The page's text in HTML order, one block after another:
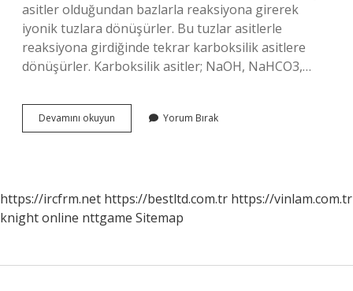
asitler olduğundan bazlarla reaksiyona girerek
iyonik tuzlara dönüşürler. Bu tuzlar asitlerle
reaksiyona girdiğinde tekrar karboksilik asitlere
dönüşürler. Karboksilik asitler; NaOH, NaHCO3,…
Devamını okuyun Karboksil
Grubu
Yorum Bırak
https://ircfrm.net https://bestltd.com.tr https://vinlam.com.tr
knight online nttgame Sitemap